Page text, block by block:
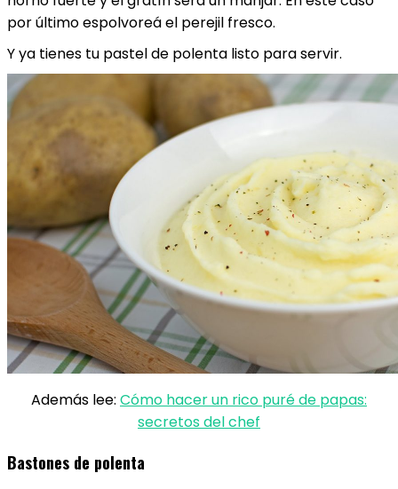
por último espolvoreá el perejil fresco.
Y ya tienes tu pastel de polenta listo para servir.
Además lee: Cómo hacer un rico puré de papas:
secretos del chef
Bastones de polenta